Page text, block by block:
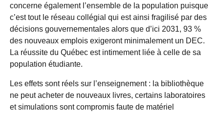
concerne également l’ensemble de la population puisque
c’est tout le réseau collégial qui est ainsi fragilisé par des
décisions gouvernementales alors que d’ici 2031, 93 %
des nouveaux emplois exigeront minimalement un DEC.
La réussite du Québec est intimement liée à celle de sa
population étudiante.
Les effets sont réels sur l’enseignement : la bibliothèque
ne peut acheter de nouveaux livres, certains laboratoires
et simulations sont compromis faute de matériel